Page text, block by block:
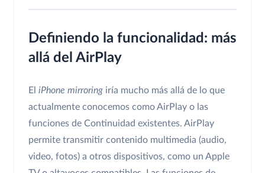
Definiendo la funcionalidad: más
allá del AirPlay
El iPhone mirroring iría mucho más allá de lo que
actualmente conocemos como AirPlay o las
funciones de Continuidad existentes. AirPlay
permite transmitir contenido multimedia (audio,
video, fotos) a otros dispositivos, como un Apple